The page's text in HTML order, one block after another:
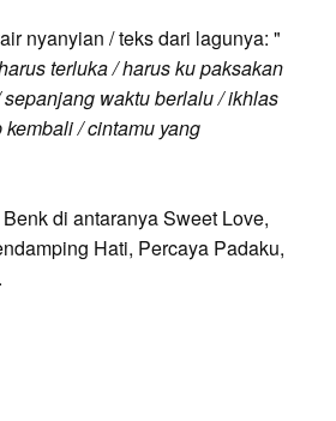
nyanyian / teks dari lagunya: "
terluka / harus ku paksakan
waktu berlalu / ikhlas
/ cintamu yang
di antaranya Sweet Love,
Hati, Percaya Padaku,